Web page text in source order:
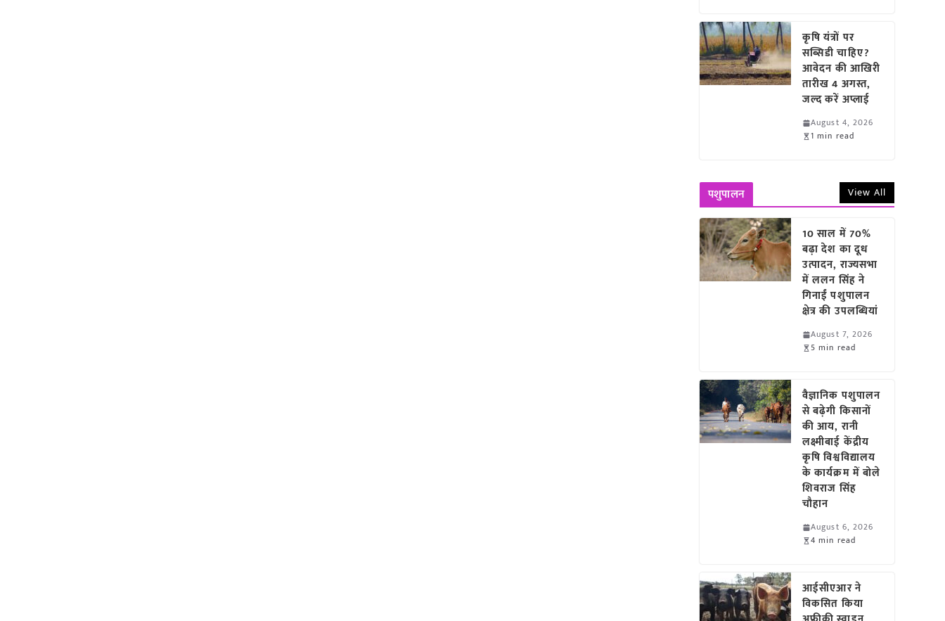
कृषि यंत्रों पर
सब्सिडी चाहिए?
आवेदन की आखिरी
तारीख 4 अगस्त,
जल्द करें अप्लाई
August 4, 2026
1 min read
पशुपालन View All
10 साल में 70%
बढ़ा देश का दूध
उत्पादन, राज्यसभा
में ललन सिंह ने
गिनाईं पशुपालन
क्षेत्र की उपलब्धियां
August 7, 2026
5 min read
वैज्ञानिक पशुपालन
से बढ़ेगी किसानों
की आय, रानी
लक्ष्मीबाई केंद्रीय
कृषि विश्वविद्यालय
के कार्यक्रम में बोले
शिवराज सिंह
चौहान
August 6, 2026
4 min read
आईसीएआर ने
विकसित किया